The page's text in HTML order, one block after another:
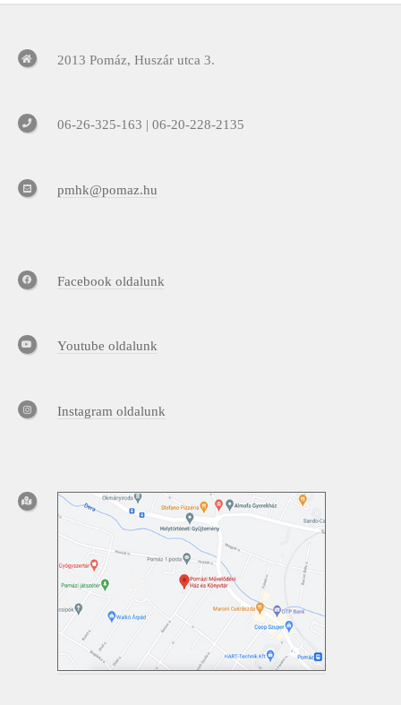
2013 Pomáz, Huszár utca 3.
06-26-325-163 | 06-20-228-2135
pmhk@pomaz.hu
Facebook oldalunk
Youtube oldalunk
Instagram oldalunk